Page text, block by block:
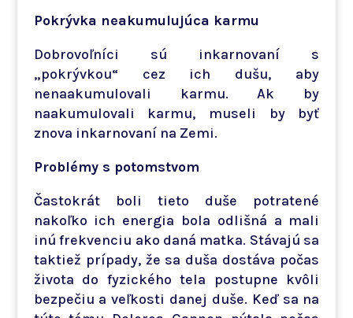
Pokrývka neakumulujúca karmu
Dobrovoľníci sú inkarnovaní s
„pokrývkou“ cez ich dušu, aby
nenaakumulovali karmu. Ak by
naakumulovali karmu, museli by byť
znova inkarnovaní na Zemi.
Problémy s potomstvom
Častokrát boli tieto duše potratené
nakoľko ich energia bola odlišná a mali
inú frekvenciu ako daná matka. Stávajú sa
taktiež prípady, že sa duša dostáva počas
života do fyzického tela postupne kvôli
bezpečiu a veľkosti danej duše. Keď sa na